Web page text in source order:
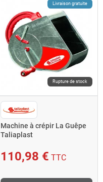
Livraison gratuite
Rupture de stock
Machine à crépir La Guêpe
Taliaplast
110,98 € TTC